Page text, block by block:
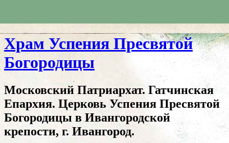
Храм Успения Пресвятой
Богородицы
Московский Патриархат. Гатчинская
Епархия. Церковь Успения Пресвятой
Богородицы в Ивангородской
крепости, г. Ивангород.